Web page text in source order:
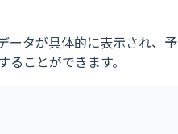
ータが具体的に表示され、予
ことができます。